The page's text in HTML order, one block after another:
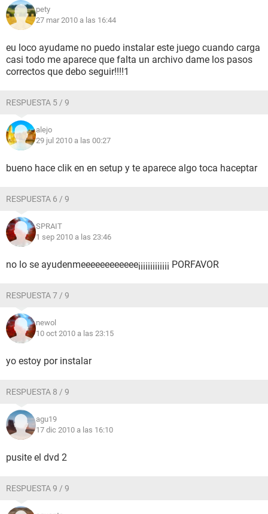
pety
27 mar 2010 a las 16:44
eu loco ayudame no puedo instalar este juego cuando carga
casi todo me aparece que falta un archivo dame los pasos
correctos que debo seguir!!!!1
RESPUESTA 5 / 9
alejo
29 jul 2010 a las 00:27
bueno hace clik en en setup y te aparece algo toca haceptar
RESPUESTA 6 / 9
SPRAIT
1 sep 2010 a las 23:46
no lo se ayudenmeeeeeeeeeeee¡¡¡¡¡¡¡¡¡¡¡¡¡ PORFAVOR
RESPUESTA 7 / 9
newol
10 oct 2010 a las 23:15
yo estoy por instalar
RESPUESTA 8 / 9
agu19
17 dic 2010 a las 16:10
pusite el dvd 2
RESPUESTA 9 / 9